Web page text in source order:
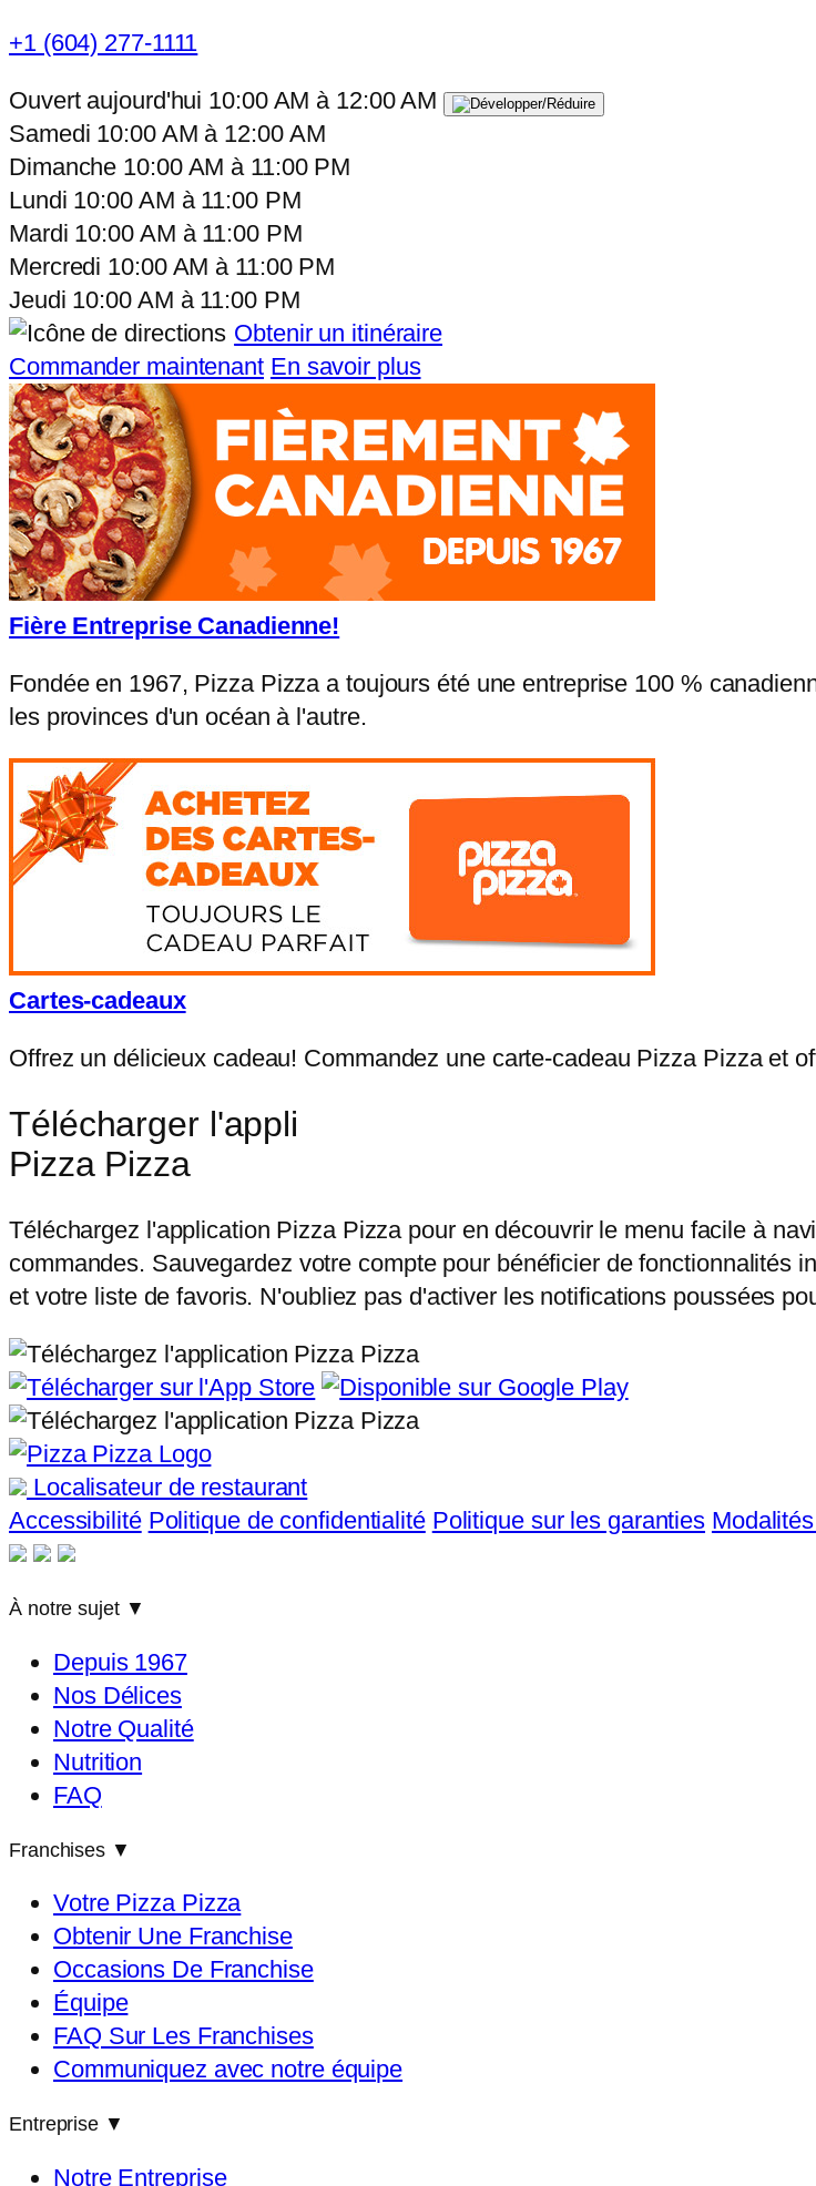
+1 (604) 277-1111
Ouvert aujourd'hui 10:00 AM à 12:00 AM
Samedi 10:00 AM à 12:00 AM
Dimanche 10:00 AM à 11:00 PM
Lundi 10:00 AM à11:00 PM
Mardi 10:00 AM à11:00 PM
Mercredi 10:00 AM à 11:00 PM
Jeudi 10:00 AM à11:00 PM
Obtenir un itinéraire
Commander maintenant En savoir plus
Fière Entreprise Canadienne!
Fondée en 1967, Pizza Pizza a toujours été une entreprise 100 %
les provinces d'un océan à l'autre.
Cartes-cadeaux
Offrez un délicieux cadeau! Commandez une carte-cadeau Pizza Pizza et
Télécharger l'appli
Pizza Pizza
Téléchargez l'application Pizza Pizza pour en découvrir le menu facile à
commandes. Sauvegardez votre compte pour bénéficier de fonctionnalités
et votre liste de favoris. N'oubliez pas d'activer les notifications poussées
Localisateur de restaurant
Accessibilité Politique de confidentialité Politique sur les garanties
À notre sujet ▼
Depuis 1967
Nos Délices
Notre Qualité
Nutrition
FAQ
Franchises ▼
Votre Pizza Pizza
Obtenir Une Franchise
Occasions De Franchise
Équipe
FAQ Sur Les Franchises
Communiquez avec notre équipe
Entreprise ▼
Notre Entreprise